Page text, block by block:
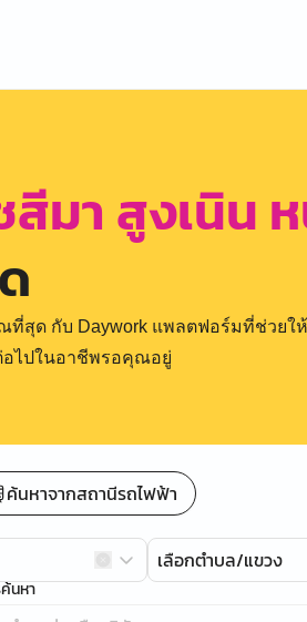
มา สูงเนิน
สุด กับ Daywork แพลตฟอร์มที่ช่วยใ
อไปในอาชีพรอคุณอยู่
ค้นหาจากสถานีรถไฟฟ้า
เลือกตำบล/แขวง
นหา